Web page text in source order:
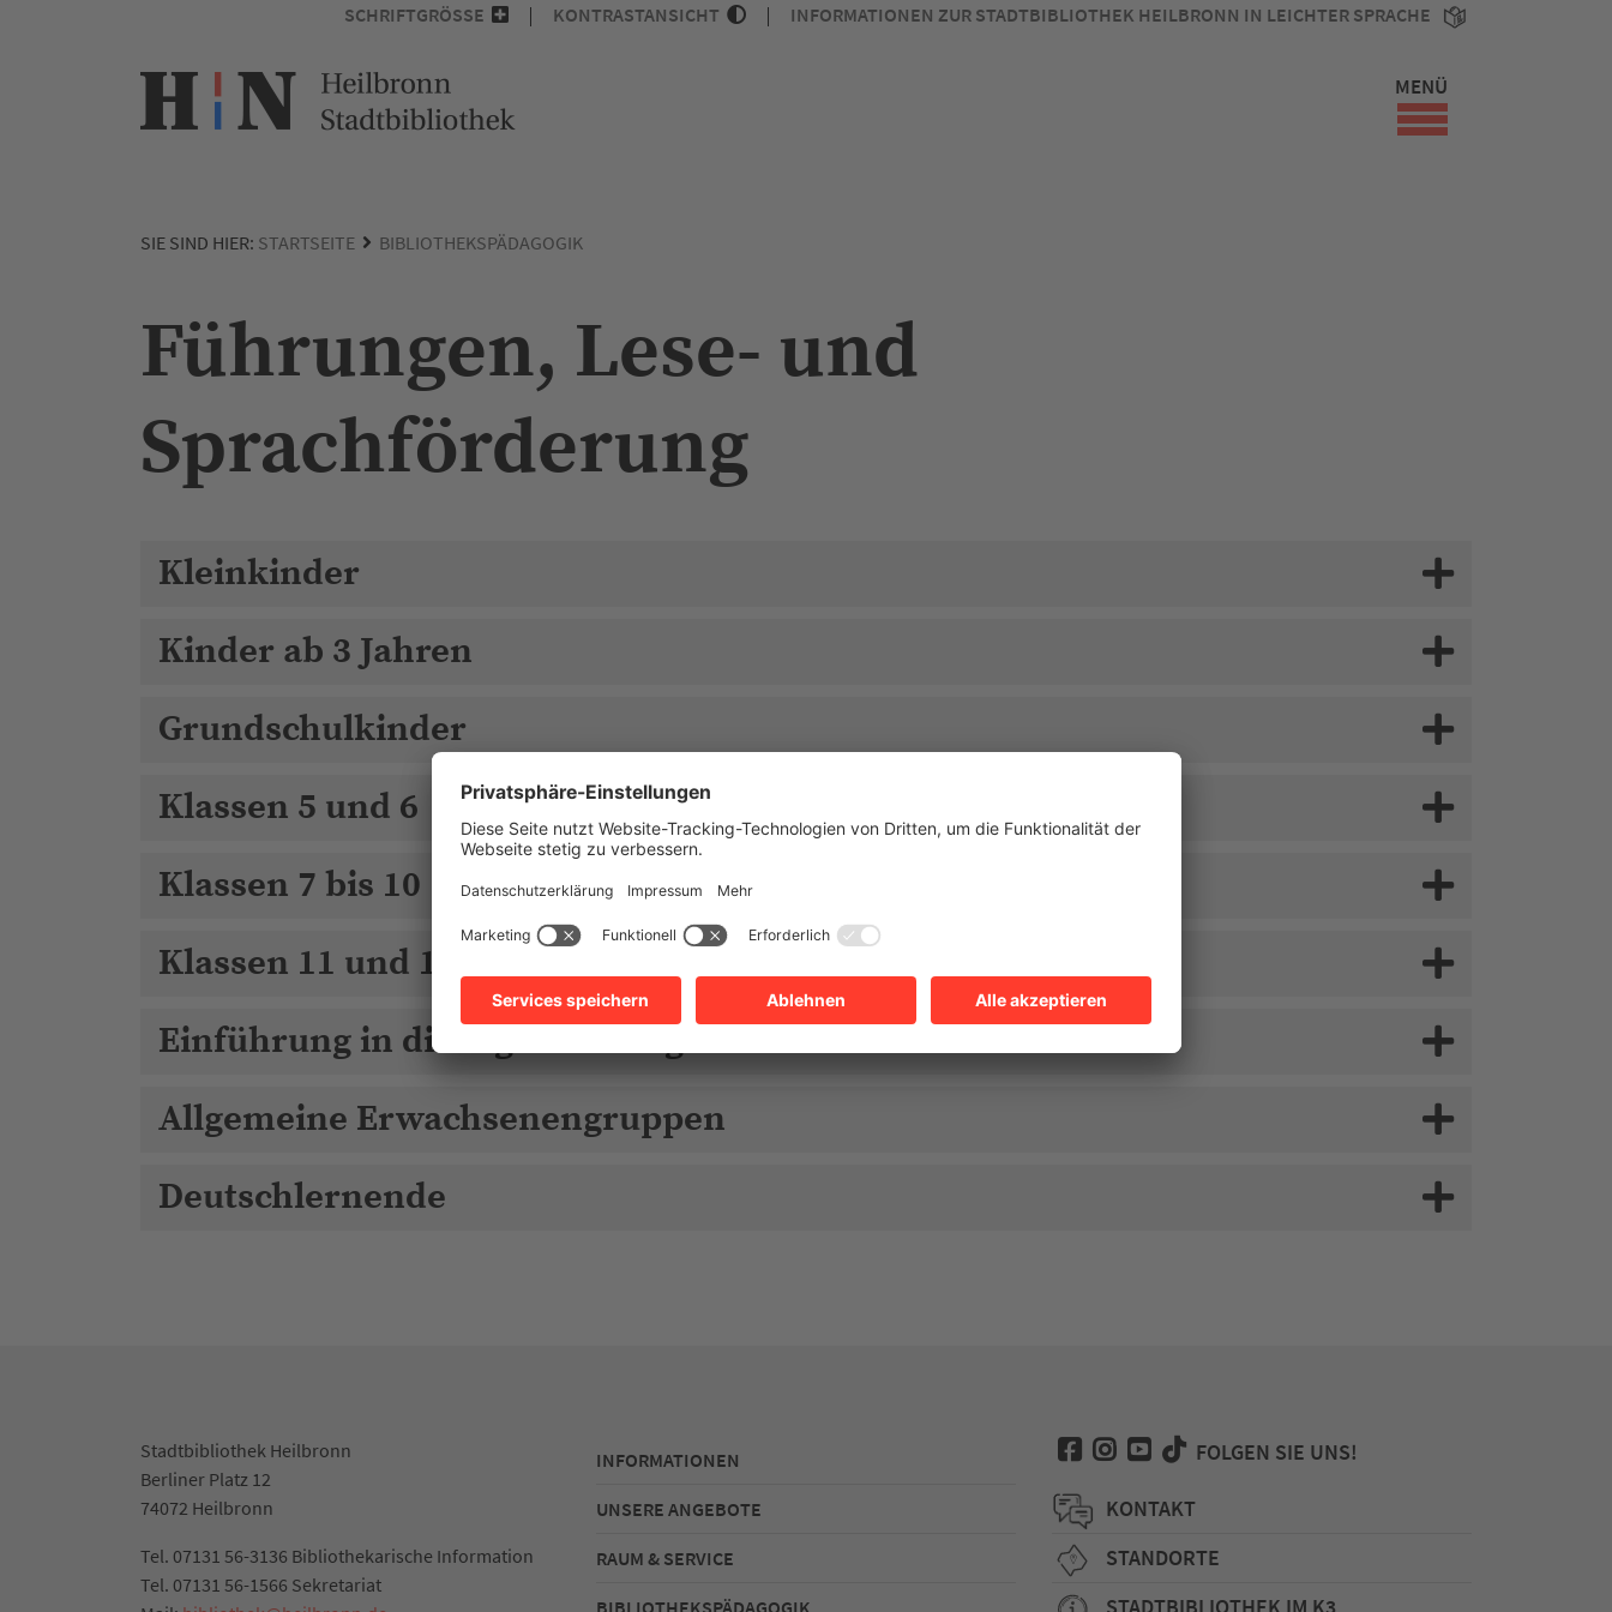
SCHRIFTGRÖSSE KONTRASTANSICHT INFORMATIONEN ZUR STADTBIBLIOTHEK HEILBRONN IN LEICHTER SPRACHE
MENÜ
SIE SIND HIER: STARTSEITE BIBLIOTHEKSPÄDAGOGIK
Führungen, Lese- und
Sprachförderung
Kleinkinder
Kinder ab 3 Jahren
Grundschulkinder
Klassen 5 und 6
Klassen 7 bis 10
Klassen 11 und 12
Einführung in die digitalen Angebote für Lehrkräfte
Allgemeine Erwachsenengruppen
Deutschlernende
Stadtbibliothek Heilbronn
Berliner Platz 12
74072 Heilbronn
Tel. 07131 56-3136 Bibliothekarische Information
Tel. 07131 56-1566 Sekretariat
INFORMATIONEN
UNSERE ANGEBOTE
RAUM & SERVICE
BIBLIOTHEKSPÄDAGOGIK
FOLGEN SIE UNS!
KONTAKT
STANDORTE